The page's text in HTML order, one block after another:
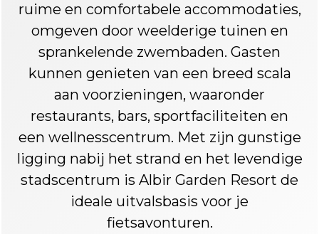
ruime en comfortabele accommodaties,
omgeven door weelderige tuinen en
sprankelende zwembaden. Gasten
kunnen genieten van een breed scala
aan voorzieningen, waaronder
restaurants, bars, sportfaciliteiten en
een wellnesscentrum. Met zijn gunstige
ligging nabij het strand en het levendige
stadscentrum is Albir Garden Resort de
ideale uitvalsbasis voor je
fietsavonturen.